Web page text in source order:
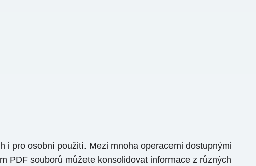
i pro osobní použití. Mezi mnoha operacemi dostupnými
PDF souborů můžete konsolidovat informace z různých